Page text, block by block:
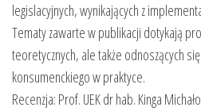
legislacyjnych, wynikających z
Tematy zawarte w publikacji dotykają
teoretycznych, ale także odnoszących
konsumenckiego w praktyce.
Recenzja: Prof. UEK dr hab. Kinga